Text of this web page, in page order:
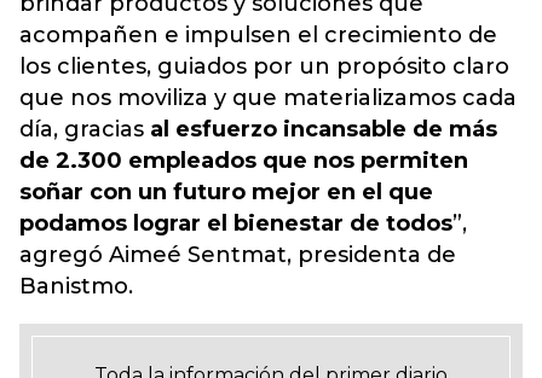
acompañen e impulsen el crecimiento de
los clientes, guiados por un propósito claro
que nos moviliza y que materializamos cada
día, gracias al esfuerzo incansable de más
de 2.300 empleados que nos permiten
soñar con un futuro mejor en el que
podamos lograr el bienestar de todos”,
agregó Aimeé Sentmat, presidenta de
Banistmo.